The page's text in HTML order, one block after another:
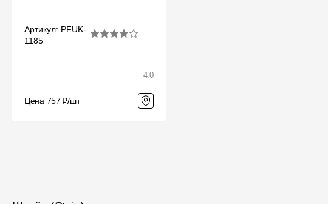
Артикул: PFUK-
1185
4.0
Цена 757 ₽/шт